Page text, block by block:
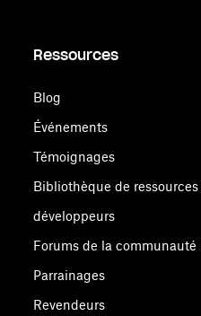
Ressources
Blog
Événements
Témoignages
Bibliothèque de ressources
développeurs
Forums de la communauté
Parrainages
Revendeurs